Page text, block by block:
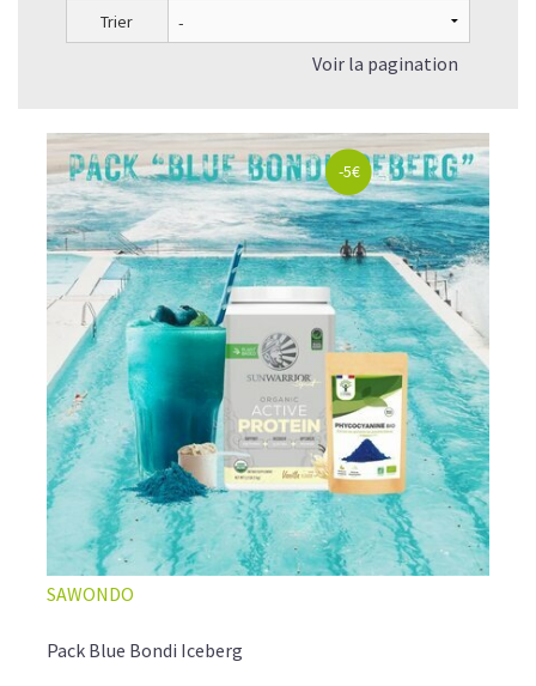
Trier
Voir la pagination
-5€
SAWONDO
Pack Blue Bondi Iceberg